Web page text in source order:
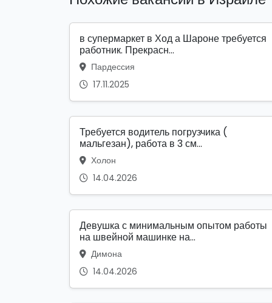
в супермаркет в Ход а Шароне требуется
работник. Прекрасн...
Пардессия
17.11.2025
Требуется водитель погрузчика (
мальгезан), работа в 3 см...
Холон
14.04.2026
Девушка с минимальным опытом работы
на швейной машинке на...
Димона
14.04.2026